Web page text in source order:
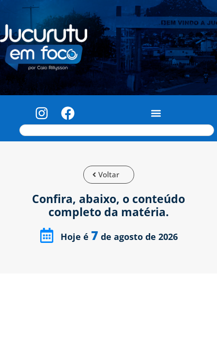
Voltar
Confira, abaixo, o conteúdo
completo da matéria.
Hoje é 7 de agosto de 2026